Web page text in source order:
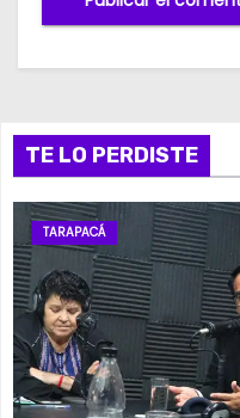
TE LO PERDISTE
TARAPACÁ